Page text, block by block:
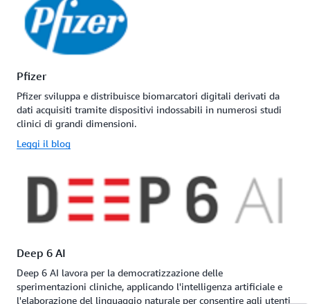
Pfizer
Pfizer sviluppa e distribuisce biomarcatori digitali derivati da
dati acquisiti tramite dispositivi indossabili in numerosi studi
clinici di grandi dimensioni.
Leggi il blog
Deep 6 AI
Deep 6 AI lavora per la democratizzazione delle
sperimentazioni cliniche, applicando l'intelligenza artificiale e
l'elaborazione del linguaggio naturale per consentire agli utenti